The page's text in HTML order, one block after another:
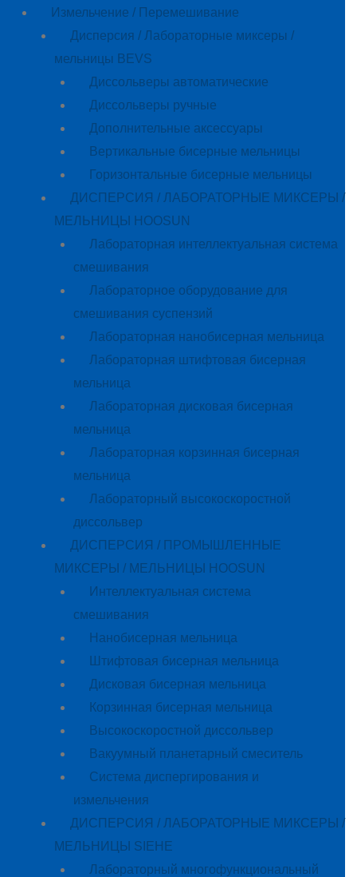
Измельчение / Перемешивание
Дисперсия / Лабораторные миксеры /
мельницы BEVS
Диссольверы автоматические
Диссольверы ручные
Дополнительные аксессуары
Вертикальные бисерные мельницы
Горизонтальные бисерные мельницы
ДИСПЕРСИЯ / ЛАБОРАТОРНЫЕ МИКСЕРЫ /
МЕЛЬНИЦЫ HOOSUN
Лабораторная интеллектуальная система
смешивания
Лабораторное оборудование для
смешивания суспензий
Лабораторная нанобисерная мельница
Лабораторная штифтовая бисерная
мельница
Лабораторная дисковая бисерная
мельница
Лабораторная корзинная бисерная
мельница
Лабораторный высокоскоростной
диссольвер
ДИСПЕРСИЯ / ПРОМЫШЛЕННЫЕ
МИКСЕРЫ / МЕЛЬНИЦЫ HOOSUN
Интеллектуальная система
смешивания
Нанобисерная мельница
Штифтовая бисерная мельница
Дисковая бисерная мельница
Корзинная бисерная мельница
Высокоскоростной диссольвер
Вакуумный планетарный смеситель
Система диспергирования и
измельчения
ДИСПЕРСИЯ / ЛАБОРАТОРНЫЕ МИКСЕРЫ /
МЕЛЬНИЦЫ SIEHE
Лабораторный многофункциональный